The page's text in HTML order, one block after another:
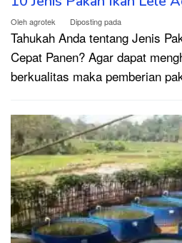
Olehagrotek Diposting pada
Tahukah Anda tentang Jenis
Cepat Panen? Agar dapat
berkualitas maka pemberian